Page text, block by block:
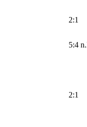
2:1
5:4
2:1